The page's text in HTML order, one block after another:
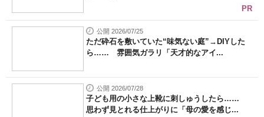
PR
公開 2026/07/25
ただ砕石を敷いていた“味気ない庭”→DIYした
ら…… 雰囲気ガラリ「天才的なアイ...
公開 2026/07/28
子ども用の小さな上靴に刺しゅうしたら……
思わず見とれる仕上がりに「母の愛を感じ...